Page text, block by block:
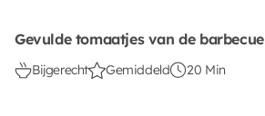
Gevulde tomaatjes van de barbecue
Bijgerecht Gemiddeld 20 Min